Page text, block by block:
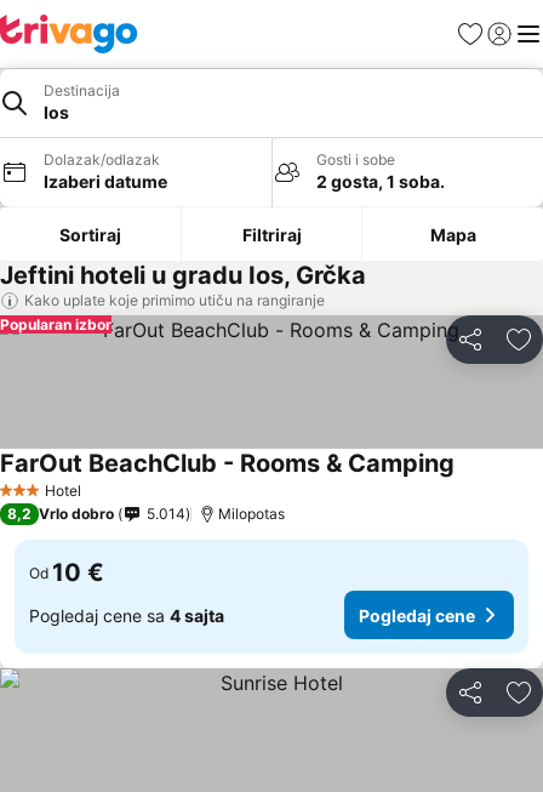
FavoritiPrijavi
Destinacija
Ios
Dolazak/odlazak
Izaberi datume
Gosti i sobe
2 gosta, 1 soba.
Sortiraj Filtriraj Mapa
Jeftini hoteli u gradu Ios, Grčka
Kako uplate koje primimo utiču na rangiranje
Deli
Popularan izbor
3 Zvezdice
Hotel
FarOut BeachClub - Rooms & Camping
8,2 Vrlo dobro 5.014 Milopotas
Od 10 €
Pogledaj cene sa 4 sajta Pogledaj cene
Deli